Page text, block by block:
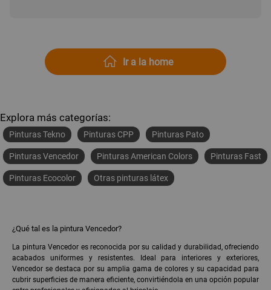
Ir a la home
Explora más categorías:
Pinturas Tekno Pinturas CPP Pinturas Pato
Pinturas Vencedor Pinturas American Colors Pinturas Fast
Pinturas Ecocolor Otras pinturas látex
¿Qué tal es la pintura Vencedor?
La pintura Vencedor es reconocida por su calidad y durabilidad, ofreciendo
acabados uniformes y resistentes. Ideal para interiores y exteriores,
Vencedor se destaca por su amplia gama de colores y su capacidad para
cubrir superficies de manera eficiente, convirtiéndola en una opción popular